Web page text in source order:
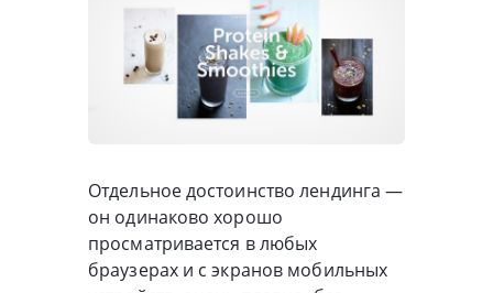
Отдельное достоинство лендинга —
он одинаково хорошо
просматривается в любых
браузерах и с экранов мобильных